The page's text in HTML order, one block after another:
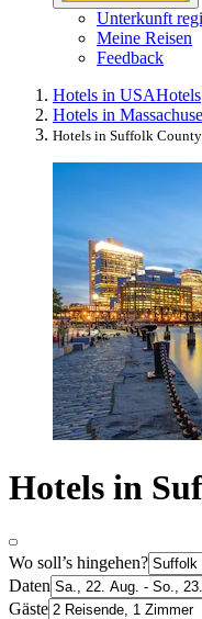
Unterkunft
Meine Reisen
Feedback
Hotels in USAHotels
Hotels in
Hotels in Suffolk County
Hotels in
Wo soll’s hingehen?
Daten
Gäste